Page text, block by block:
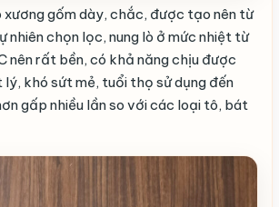
xương gốm dày, chắc, được tạo nên từ
nhiên chọn lọc, nung lò ở mức nhiệt từ
nên rất bền, có khả năng chịu được
khó sứt mẻ, tuổi thọ sử dụng đến
gấp nhiều lần so với các loại tô, bát